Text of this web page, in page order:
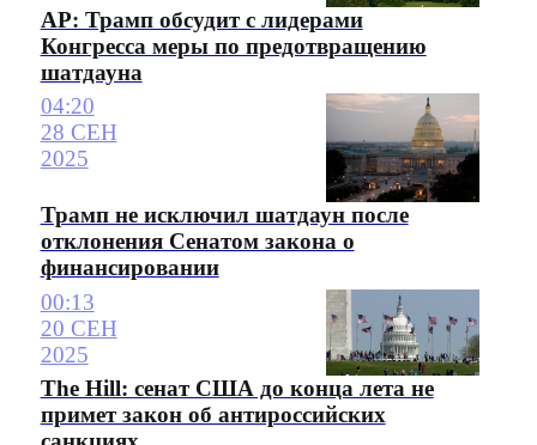
AP: Трамп обсудит с лидерами
Конгресса меры по предотвращению
шатдауна
04:20
28 СЕН
2025
Трамп не исключил шатдаун после
отклонения Сенатом закона о
финансировании
00:13
20 СЕН
2025
The Hill: сенат США до конца лета не
примет закон об антироссийских